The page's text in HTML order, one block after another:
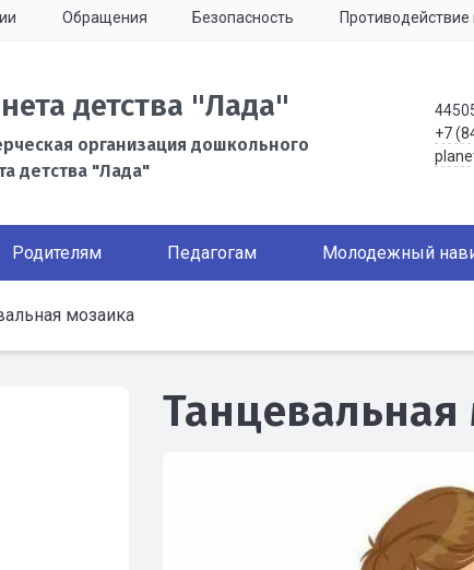
Обращения Безопасность Противодействие
детства "Лада"
организация дошкольного
детства "Лада"
+7
Родителям Педагогам Молодежный
мозаика
Танцевальная